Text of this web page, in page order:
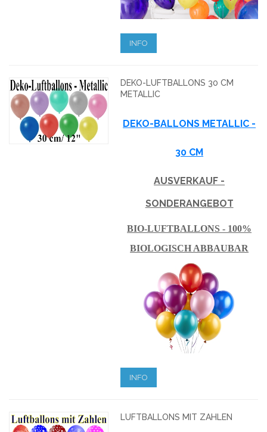
INFO
DEKO-LUFTBALLONS 30 CM
METALLIC
DEKO-BALLONS METALLIC -
30 CM
AUSVERKAUF -
SONDERANGEBOT
BIO-LUFTBALLONS - 100%
BIOLOGISCH ABBAUBAR
INFO
LUFTBALLONS MIT ZAHLEN